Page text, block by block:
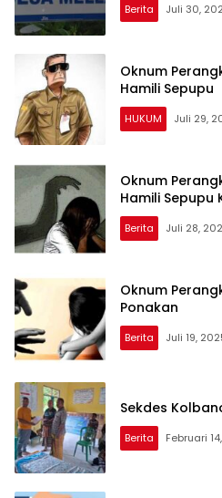
Berita Juli 30,
Oknum
Hamili Sepupu
HUKUM Juli 29,
Oknum
Hamili Sepupu
Berita Juli 28,
Oknum
Ponakan
Berita Juli 19,
Sekdes
Berita Februari